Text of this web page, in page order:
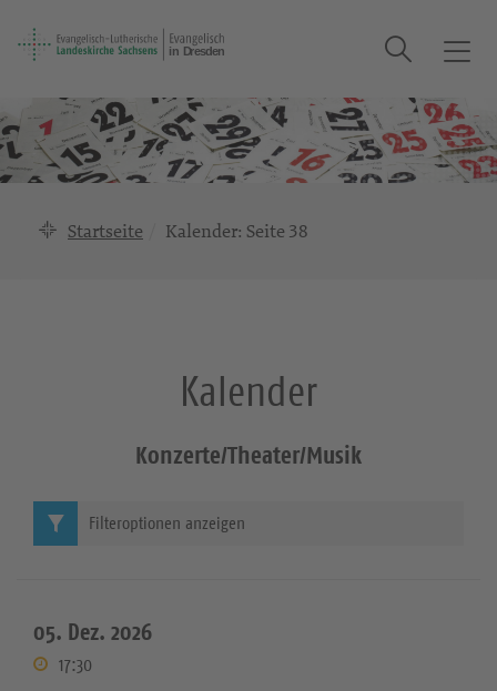
T
g
g
l
Suche
Startseite Kalender: Seite 38
Kalender
Konzerte/Theater/Musik
05. Dez. 2026
17:30
Filteroptionen anzeigen